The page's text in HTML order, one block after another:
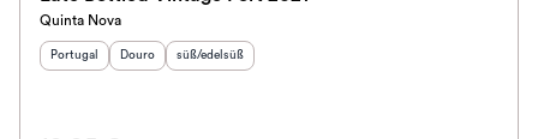
Quinta Nova
Herkunftsland:
Portugal Herkunftsregion:
Douro Geschmack:
süß/edelsüß